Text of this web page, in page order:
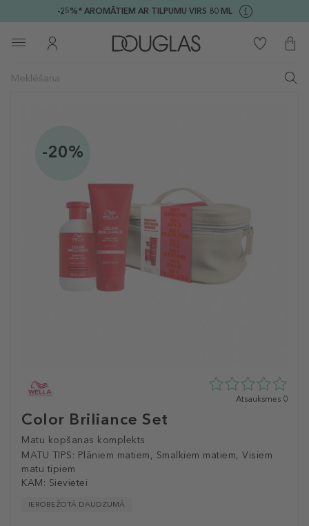
-25%* AROMĀTIEM AR TILPUMU VIRS 80 ML
-20%
Color Briliance Set
Matu kopšanas komplekts
MATU TIPS: Plāniem matiem, Smalkiem matiem, Visiem
matu tipiem
KAM: Sievietei
IEROBEŽOTĀ DAUDZUMĀ
0
0
Atsauksmes 0